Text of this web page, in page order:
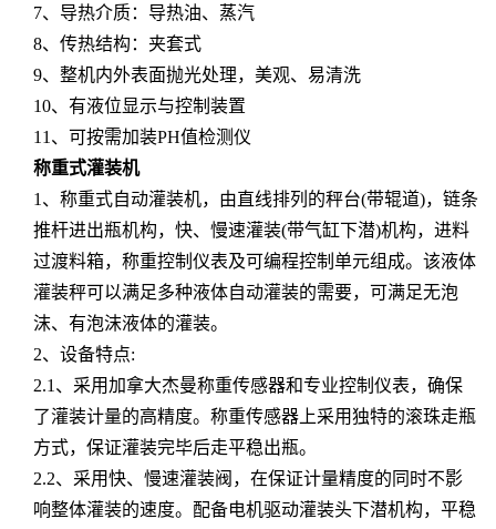
7、导热介质：导热油、蒸汽
8、传热结构：夹套式
9、整机内外表面抛光处理，美观、易清洗
10、有液位显示与控制装置
11、可按需加装PH值检测仪
称重式灌装机
1、称重式自动灌装机，由直线排列的秤台(带辊道)，链条
推杆进出瓶机构，快、慢速灌装(带气缸下潜)机构，进料
过渡料箱，称重控制仪表及可编程控制单元组成。该液体
灌装秤可以满足多种液体自动灌装的需要，可满足无泡
沫、有泡沫液体的灌装。
2、设备特点:
2.1、采用加拿大杰曼称重传感器和专业控制仪表，确保
了灌装计量的高精度。称重传感器上采用独特的滚珠走瓶
方式，保证灌装完毕后走平稳出瓶。
2.2、采用快、慢速灌装阀，在保证计量精度的同时不影
响整体灌装的速度。配备电机驱动灌装头下潜机构，平稳